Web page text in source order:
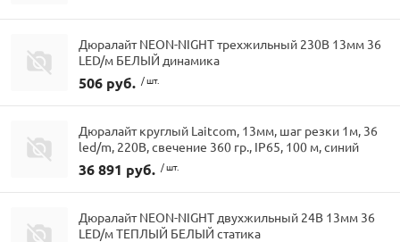
Дюралайт NEON-NIGHT трехжильный 230В 13мм 36
LED/м БЕЛЫЙ динамика
506 руб. / шт.
Дюралайт круглый Laitcom, 13мм, шаг резки 1м, 36
led/m, 220В, свечение 360 гр., IP65, 100 м, синий
36 891 руб. / шт.
Дюралайт NEON-NIGHT двухжильный 24В 13мм 36
LED/м ТЕПЛЫЙ БЕЛЫЙ статика